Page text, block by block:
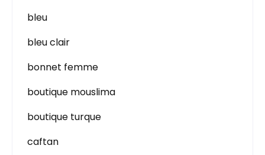
bleu
bleu clair
bonnet femme
boutique mouslima
boutique turque
caftan